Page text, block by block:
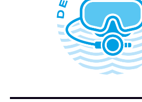
WER STECKT HINTER DEM
BUCH BESTELLEN